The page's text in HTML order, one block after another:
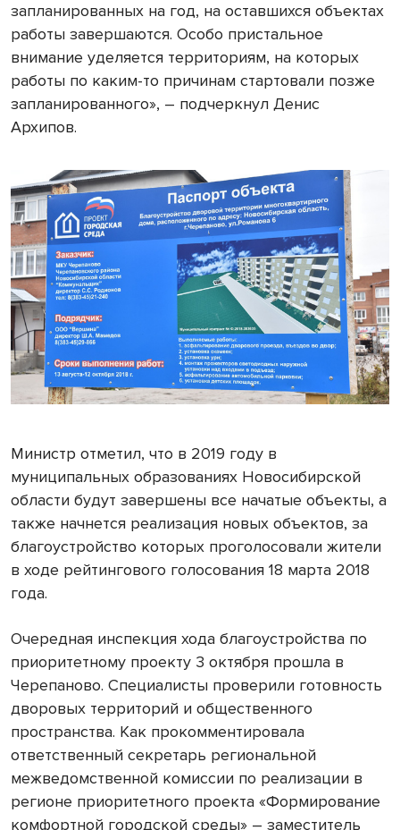
запланированных на год, на оставшихся объектах
работы завершаются. Особо пристальное
внимание уделяется территориям, на которых
работы по каким-то причинам стартовали позже
запланированного», – подчеркнул Денис
Архипов.
Министр отметил, что в 2019 году в
муниципальных образованиях Новосибирской
области будут завершены все начатые объекты, а
также начнется реализация новых объектов, за
благоустройство которых проголосовали жители
в ходе рейтингового голосования 18 марта 2018
года.
Очередная инспекция хода благоустройства по
приоритетному проекту 3 октября прошла в
Черепаново. Специалисты проверили готовность
дворовых территорий и общественного
пространства. Как прокомментировала
ответственный секретарь региональной
межведомственной комиссии по реализации в
регионе приоритетного проекта «Формирование
комфортной городской среды» – заместитель